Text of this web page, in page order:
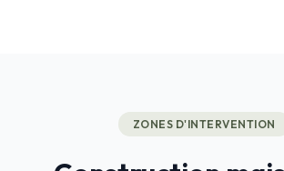
ZONES D'INTERVENTION